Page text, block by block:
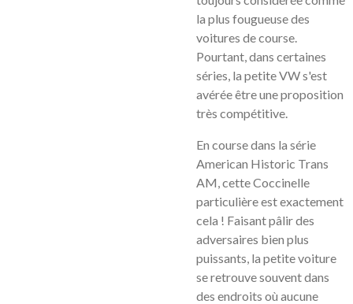
la plus fougueuse des
voitures de course.
Pourtant, dans certaines
séries, la petite VW s'est
avérée être une proposition
très compétitive.
En course dans la série
American Historic Trans
AM, cette Coccinelle
particulière est exactement
cela ! Faisant pâlir des
adversaires bien plus
puissants, la petite voiture
se retrouve souvent dans
des endroits où aucune